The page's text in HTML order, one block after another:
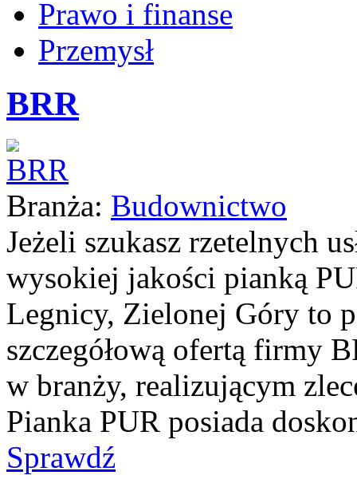
Prawo i finanse
Przemysł
BRR
Branża: Budownictwo
Jeżeli szukasz rzetelnych
wysokiej jakości pianką
Legnicy, Zielonej Góry to
szczegółową ofertą firmy
w branży, realizującym
Pianka PUR posiada
Sprawdź